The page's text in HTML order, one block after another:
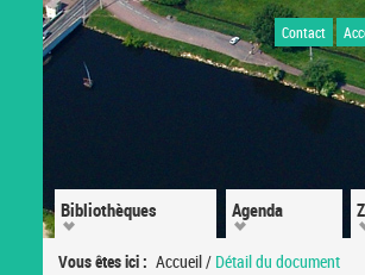
Contact
Vous êtes ici : Accueil/ Détail du document
Bibliothèques Agenda